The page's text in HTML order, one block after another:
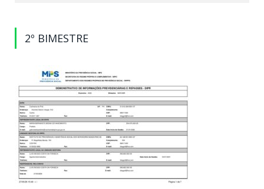
2º BIMESTRE